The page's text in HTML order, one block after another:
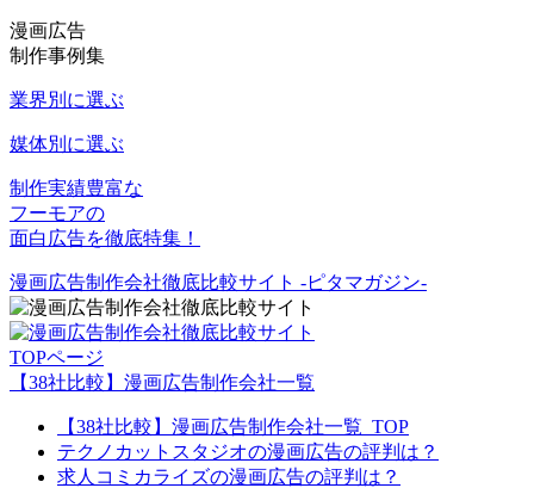
漫画広告
制作事例集
業界別に選ぶ
媒体別に選ぶ
制作実績豊富な
フーモアの
面白広告を徹底特集！
漫画広告制作会社徹底比較サイト -ピタマガジン-
TOPページ
【38社比較】漫画広告制作会社一覧
【38社比較】漫画広告制作会社一覧_TOP
テクノカットスタジオの漫画広告の評判は？
求人コミカライズの漫画広告の評判は？